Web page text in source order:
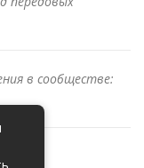
в сообществе: